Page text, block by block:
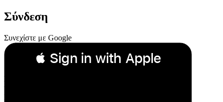
Σύνδεση
Συνεχίστε με Google
 Sign in with Apple
Συνεχίστε με Apple
ή
Email: